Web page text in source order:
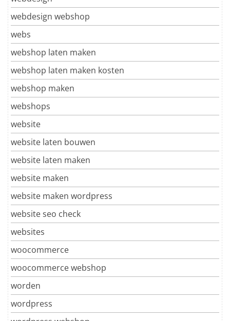
webdesign webshop
webs
webshop laten maken
webshop laten maken kosten
webshop maken
webshops
website
website laten bouwen
website laten maken
website maken
website maken wordpress
website seo check
websites
woocommerce
woocommerce webshop
worden
wordpress